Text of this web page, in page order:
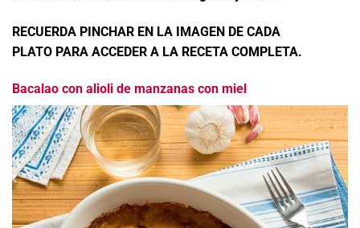
RECUERDA PINCHAR EN LA IMAGEN DE CADA
PLATO PARA ACCEDER A LA RECETA COMPLETA.
Bacalao con alioli de manzanas con miel